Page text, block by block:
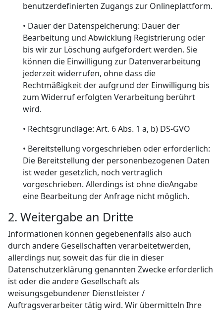
benutzerdefinierten Zugangs zur Onlineplattform.
• Dauer der Datenspeicherung: Dauer der
Bearbeitung und Abwicklung Registrierung oder
bis wir zur Löschung aufgefordert werden. Sie
können die Einwilligung zur Datenverarbeitung
jederzeit widerrufen, ohne dass die
Rechtmäßigkeit der aufgrund der Einwilligung bis
zum Widerruf erfolgten Verarbeitung berührt
wird.
• Rechtsgrundlage: Art. 6 Abs. 1 a, b) DS-GVO
• Bereitstellung vorgeschrieben oder erforderlich:
Die Bereitstellung der personenbezogenen Daten
ist weder gesetzlich, noch vertraglich
vorgeschrieben. Allerdings ist ohne dieAngabe
eine Bearbeitung der Anfrage nicht möglich.
2. Weitergabe an Dritte
Informationen können gegebenenfalls also auch
durch andere Gesellschaften verarbeitetwerden,
allerdings nur, soweit das für die in dieser
Datenschutzerklärung genannten Zwecke erforderlich
ist oder die andere Gesellschaft als
weisungsgebundener Dienstleister /
Auftragsverarbeiter tätig wird. Wir übermitteln Ihre